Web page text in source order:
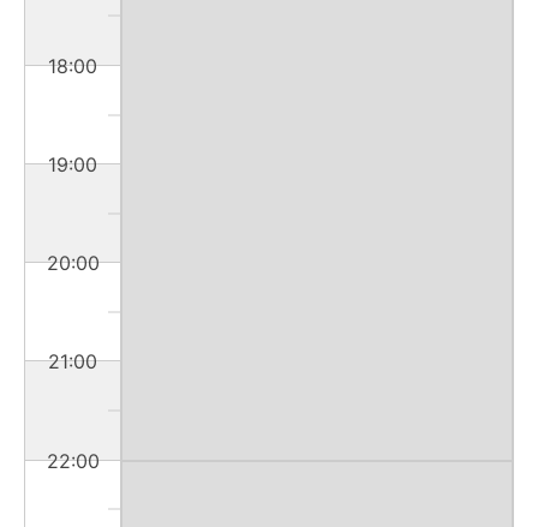
18:00
19:00
20:00
21:00
22:00